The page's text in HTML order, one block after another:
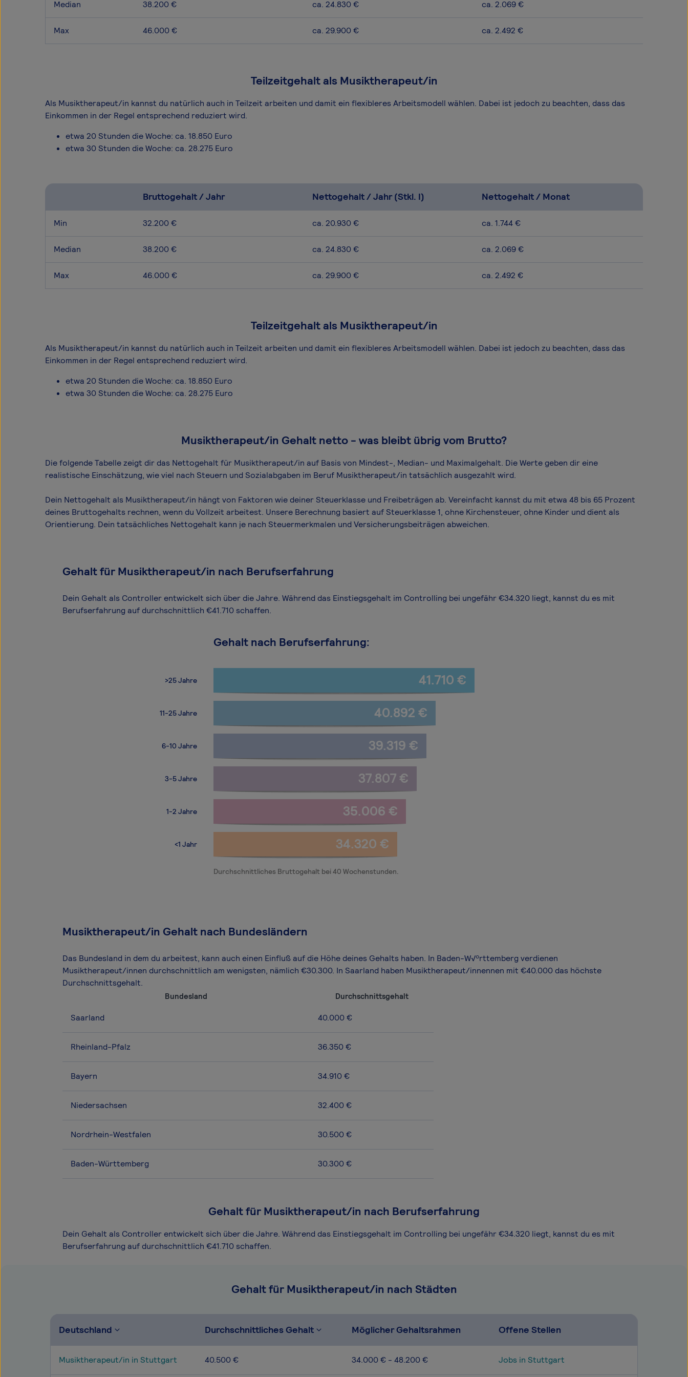
Median 38.200 € ca. 24.830 € ca. 2.069 €
Max 46.000 € ca. 29.900 € ca. 2.492 €
Teilzeitgehalt als Musiktherapeut/in
Als Musiktherapeut/in kannst du natürlich auch in Teilzeit arbeiten und damit ein flexibleres Arbeitsmodell wählen. Dabei ist jedoch zu beachten, dass das
Einkommen in der Regel entsprechend reduziert wird.
etwa 20 Stunden die Woche: ca. 18.850 Euro
etwa 30 Stunden die Woche: ca. 28.275 Euro
Bruttogehalt / Jahr Nettogehalt / Jahr (Stkl. I) Nettogehalt / Monat
Min 32.200 € ca. 20.930 € ca. 1.744 €
Median 38.200 € ca. 24.830 € ca. 2.069 €
Max 46.000 € ca. 29.900 € ca. 2.492 €
Teilzeitgehalt als Musiktherapeut/in
Als Musiktherapeut/in kannst du natürlich auch in Teilzeit arbeiten und damit ein flexibleres Arbeitsmodell wählen. Dabei ist jedoch zu beachten, dass das
Einkommen in der Regel entsprechend reduziert wird.
etwa 20 Stunden die Woche: ca. 18.850 Euro
etwa 30 Stunden die Woche: ca. 28.275 Euro
Musiktherapeut/in Gehalt netto - was bleibt übrig vom Brutto?
Die folgende Tabelle zeigt dir das Netto­gehalt für Musiktherapeut/in auf Basis von Mindest-, Median- und Maximal­gehalt. Die Werte geben dir eine
realistische Einschätzung, wie viel nach Steuern und Sozialabgaben im Beruf Musiktherapeut/in tatsächlich ausgezahlt wird.
Dein Nettogehalt als Musiktherapeut/in hängt von Faktoren wie deiner Steuerklasse und Freibeträgen ab. Vereinfacht kannst du mit etwa 48 bis 65 Prozent
deines Bruttogehalts rechnen, wenn du Vollzeit arbeitest. Unsere Berechnung basiert auf Steuerklasse 1, ohne Kirchensteuer, ohne Kinder und dient als
Orientierung. Dein tatsächliches Nettogehalt kann je nach Steuermerkmalen und Versicherungsbeiträgen abweichen.
Gehalt für Musiktherapeut/in nach Berufserfahrung
Dein Gehalt als Controller entwickelt sich über die Jahre. Während das Einstiegsgehalt im Controlling bei ungefähr €34.320 liegt, kannst du es mit
Berufserfahrung auf durchschnittlich €41.710 schaffen.
Gehalt nach Berufserfahrung:
>25 Jahre 41.710 €
11-25 Jahre 40.892 €
6-10 Jahre 39.319 €
3-5 Jahre 37.807 €
1-2 Jahre 35.006 €
<1 Jahr 34.320 €
Durchschnittliches Bruttogehalt bei 40 Wochenstunden.
Musiktherapeut/in Gehalt nach Bundesländern
Das Bundesland in dem du arbeitest, kann auch einen Einfluß auf die Höhe deines Gehalts haben. In Baden-W√ºrttemberg verdienen
Musiktherapeut/innen durchschnittlich am wenigsten, nämlich €30.300. In Saarland haben Musiktherapeut/innennen mit €40.000 das höchste
Durchschnittsgehalt.
Bundesland Durchschnittsgehalt
Saarland 40.000 €
Rheinland-Pfalz 36.350 €
Bayern 34.910 €
Niedersachsen 32.400 €
Nordrhein-Westfalen 30.500 €
Baden-Württemberg 30.300 €
Gehalt für Musiktherapeut/in nach Berufserfahrung
Dein Gehalt als Controller entwickelt sich über die Jahre. Während das Einstiegsgehalt im Controlling bei ungefähr €34.320 liegt, kannst du es mit
Berufserfahrung auf durchschnittlich €41.710 schaffen.
Gehalt für Musiktherapeut/in nach Städten
Deutschland Durchschnittliches Gehalt Möglicher Gehaltsrahmen Offene Stellen
Musiktherapeut/in in Stuttgart 40.500 € 34.000 € - 48.200 € Jobs in Stuttgart